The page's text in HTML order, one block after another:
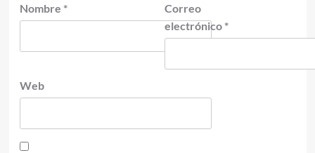
Nombre *
Correo
electrónico *
Web